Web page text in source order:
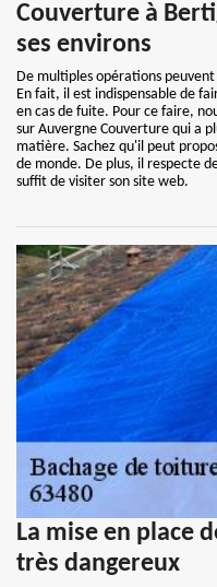
Couverture à
ses environs
De multiples opérations
En fait, il est indispensable de
en cas de fuite. Pour ce faire,
sur Auvergne Couverture qui a
matière. Sachez qu'il peut
de monde. De plus, il respecte
suffit de visiter son site web.
La mise en place
très dangereux